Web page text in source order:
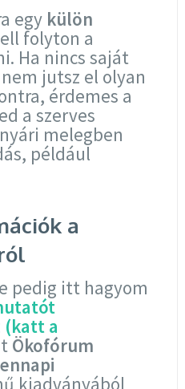
egy külön
folyton a
Ha nincs saját
jutsz el olyan
érdemes a
a szerves
melegben
például
a
pedig itt hagyom
(katt a
Ökofórum
kiadványából